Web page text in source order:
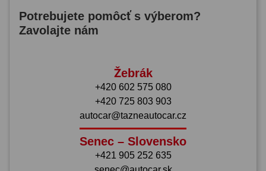
Potrebujete pomôcť s výberom?
Zavolajte nám
Žebrák
+420 602 575 080
+420 725 803 903
autocar@tazneautocar.cz
Senec – Slovensko
+421 905 252 635